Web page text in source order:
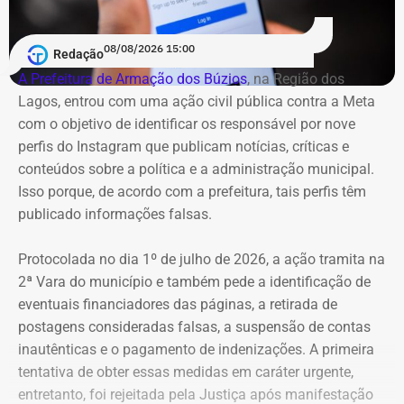
Igor Domingos Marques da
Silva
R$
281.845,47
8
Danielle Christian Ribeiro
Barros
R$
281.042,85
R$
103.247,91
9
Fernando Cezar Jorge
Hakme
R$
274.382,64
R$
22.028,93
10 Edmilson Suassuna da Silva R$
273.040,85
273.040,85
11 Ricardo Cardoso dos SantosR$
259.913,87
R$
259.913,87
Redação08/08/2026 15:00
A Prefeitura de Armação dos Búzios, na Região dos
Lagos, entrou com uma ação civil pública contra a Meta
com o objetivo de identificar os responsável por nove
perfis do Instagram que publicam notícias, críticas e
conteúdos sobre a política e a administração municipal.
Isso porque, de acordo com a prefeitura, tais perfis têm
publicado informações falsas.
Protocolada no dia 1º de julho de 2026, a ação tramita na
2ª Vara do município e também pede a identificação de
eventuais financiadores das páginas, a retirada de
postagens consideradas falsas, a suspensão de contas
inautênticas e o pagamento de indenizações. A primeira
tentativa de obter essas medidas em caráter urgente,
entretanto, foi rejeitada pela Justiça após manifestação